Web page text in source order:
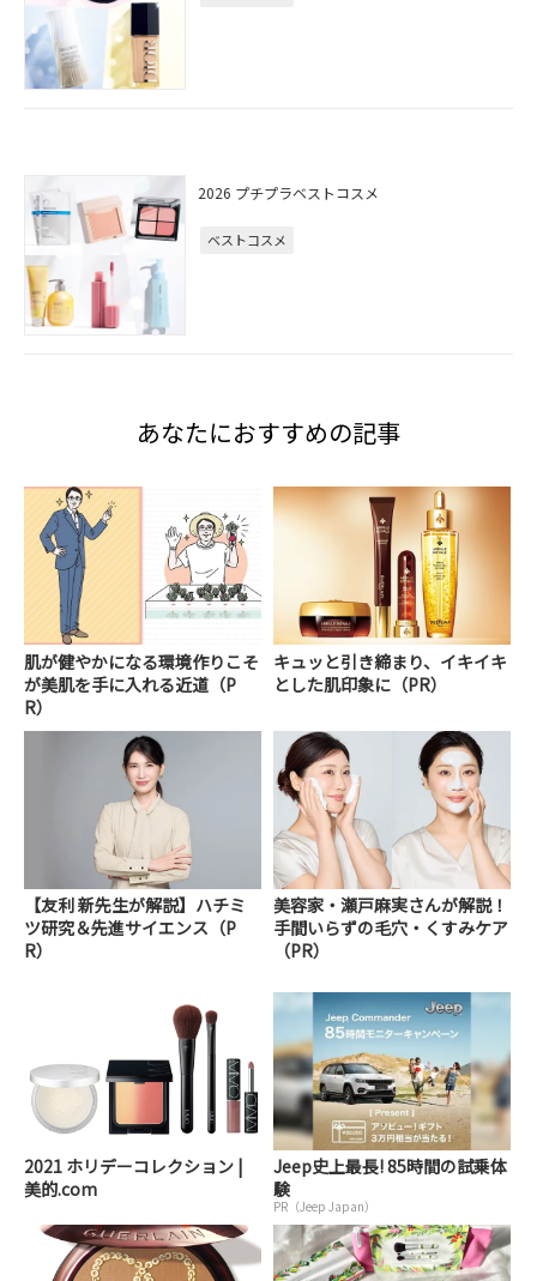
2026 プチプラベストコスメ
ベストコスメ
あなたにおすすめの記事
肌が健やかになる環境作りこそ
が美肌を手に入れる近道（P
R）
キュッと引き締まり、イキイキ
とした肌印象に（PR）
【友利 新先生が解説】ハチミ
ツ研究＆先進サイエンス（P
R）
美容家・瀬戸麻実さんが解説！
手間いらずの毛穴・くすみケア
（PR）
2021 ホリデーコレクション |
美的.com
Jeep史上最長! 85時間の試乗体
験
PR（Jeep Japan）